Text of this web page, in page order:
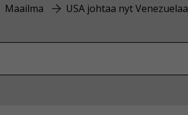
Maailma USA johtaa nyt Venezuelaa